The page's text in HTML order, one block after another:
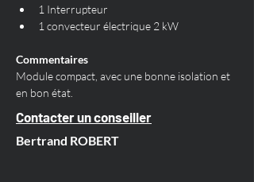
1 Interrupteur
1 convecteur électrique 2 kW
Commentaires
Module compact, avec une bonne isolation et
en bon état.
Contacter un conseiller
Bertrand ROBERT